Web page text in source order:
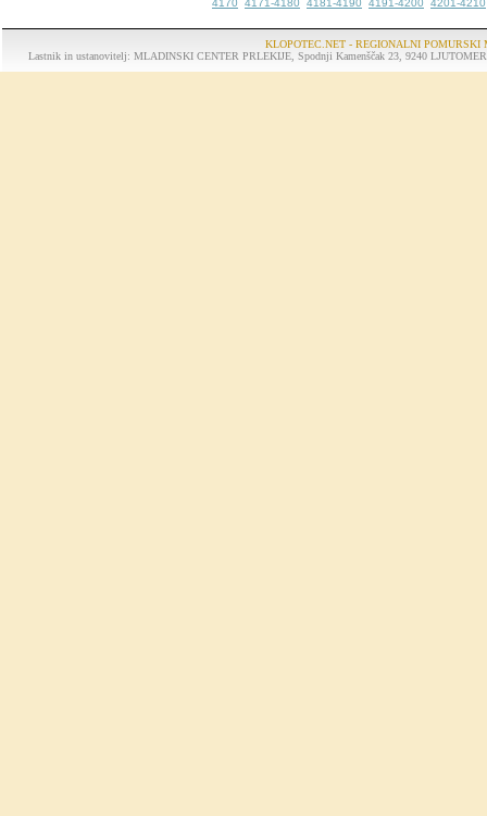
4170 4171-4180 4181-4190 4191-4200 4201-4210
KLOPOTEC.NET - REGIONALNI POMURSKI
Lastnik in ustanovitelj: MLADINSKI CENTER PRLEKIJE, Spodnji Kamenščak 23, 9240